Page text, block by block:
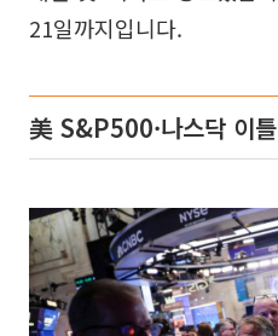
21일까지입니다.
美 S&P500·나스닥 이